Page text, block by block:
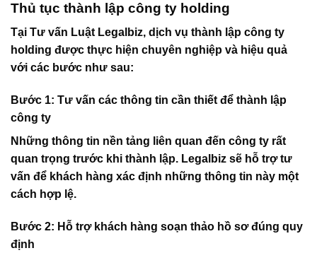
Thủ tục thành lập công ty holding
Tại Tư vấn Luật Legalbiz, dịch vụ thành lập công ty
holding được thực hiện chuyên nghiệp và hiệu quả
với các bước như sau:
Bước 1: Tư vấn các thông tin cần thiết để thành lập
công ty
Những thông tin nền tảng liên quan đến công ty rất
quan trọng trước khi thành lập. Legalbiz sẽ hỗ trợ tư
vấn để khách hàng xác định những thông tin này một
cách hợp lệ.
Bước 2: Hỗ trợ khách hàng soạn thảo hồ sơ đúng quy
định